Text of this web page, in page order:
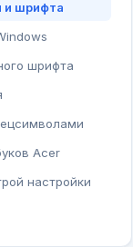
и шрифта
шрифта
Acer
настройки